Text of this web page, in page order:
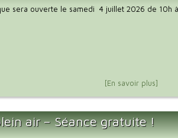
sera ouverte le samedi 4 juillet 2026 de 10h à
[En savoir plus]
air – Séance gratuite !